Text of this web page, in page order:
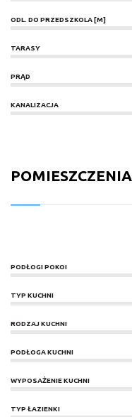
ODL. DO PRZEDSZKOLA [M]
TARASY
PRĄD
KANALIZACJA
POMIESZCZENIA
PODŁOGI POKOI
TYP KUCHNI
RODZAJ KUCHNI
PODŁOGA KUCHNI
WYPOSAŻENIE KUCHNI
TYP ŁAZIENKI